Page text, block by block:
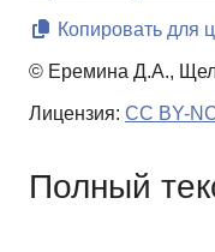
Копировать для
© Еремина Д.А.,
Лицензия: CC BY-
Полный